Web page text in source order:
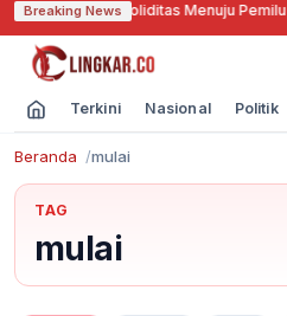
Breaking News
Soliditas Menuju Pemilu 2029·
Terkini Nasional Politik
Beranda mulai
TAG
mulai